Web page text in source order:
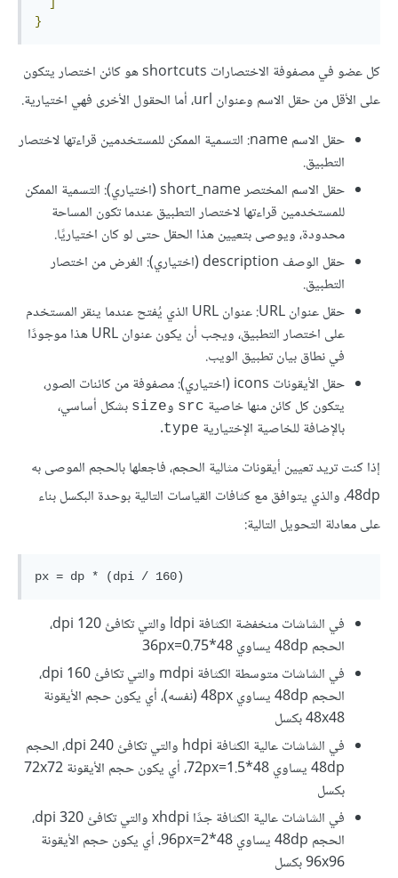
}
كل عضو في مصفوفة الاختصارات shortcuts هو كائن اختصار يتكون
على الأقل من حقل الاسم وعنوان url، أما الحقول الأخرى فهي اختيارية.
حقل الاسم name: التسمية الممكن للمستخدمين قراءتها لاختصار
التطبيق.
حقل الاسم المختصر short_name (اختياري): التسمية الممكن
للمستخدمين قراءتها لاختصار التطبيق عندما تكون المساحة
محدودة، ويوصى بتعيين هذا الحقل حتى لو كان اختياريًا.
حقل الوصف description (اختياري): الغرض من اختصار
التطبيق.
حقل عنوان URL: عنوان URL الذي يُفتح عندما ينقر المستخدم
على اختصار التطبيق، ويجب أن يكون عنوان URL هذا موجودًا
في نطاق بيان تطبيق الويب.
حقل الأيقونات icons (اختياري): مصفوفة من كائنات الصور،
يتكون كل كائن منها خاصية src وsize بشكل أساسي،
بالإضافة للخاصية الإختيارية type
.
إذا كنت تريد تعيين أيقونات مثالية الحجم، فاجعلها بالحجم الموصى به
48dp، والذي يتوافق مع كثافات القياسات التالية بوحدة البكسل بناء
على معادلة التحويل التالية:
في الشاشات منخفضة الكثافة ldpi والتي تكافئ 120 dpi،
الحجم 48dp يساوي 48*0.75=36px
في الشاشات متوسطة الكثافة mdpi والتي تكافئ 160 dpi،
الحجم 48dp يساوي 48px (نفسه)، أي يكون حجم الأيقونة
48x48 بكسل
في الشاشات عالية الكثافة hdpi والتي تكافئ 240 dpi، الحجم
48dp يساوي 48*1.5=72px، أي يكون حجم الأيقونة 72x72
بكسل
في الشاشات عالية الكثافة جدًا xhdpi والتي تكافئ 320 dpi،
الحجم 48dp يساوي 48*2=96px، أي يكون حجم الأيقونة
96x96 بكسل